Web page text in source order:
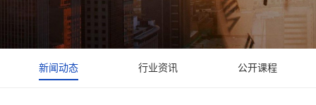
新闻动态 行业资讯 公开课程